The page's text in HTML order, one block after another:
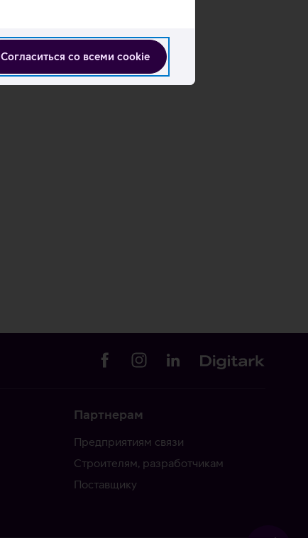
Согласиться со всеми cookie
Партнерам
Предприятиям связи
Строителям, разработчикам
Поставщику